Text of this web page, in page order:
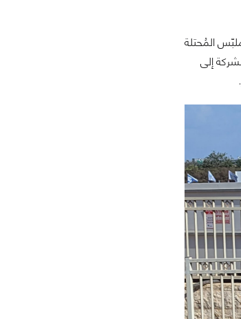
ملبّس المُحتلة
إلى